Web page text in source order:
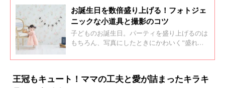
お誕生日を数倍盛り上げる！フォトジェ
ニックな小道具と撮影のコツ
子どものお誕生日。パーティを盛り上げるのは
もちろん、写真にしたときにかわいく"盛れ
れる小道具と撮影のコツを、たくさんのバース
タジオ』豊洲店・店長の渡邉祐二さんに聞きま
王冠もキュート！ママの工夫と愛が詰まったキラキ